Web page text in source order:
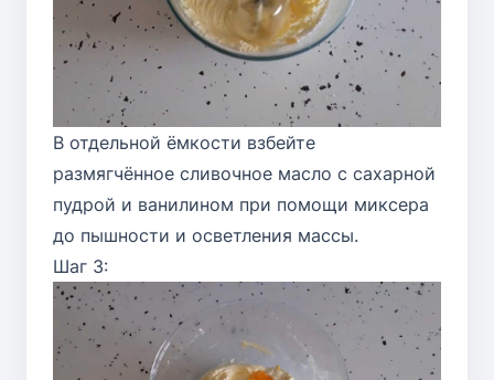
В отдельной ёмкости взбейте
размягчённое сливочное масло с сахарной
пудрой и ванилином при помощи миксера
до пышности и осветления массы.
Шаг 3: